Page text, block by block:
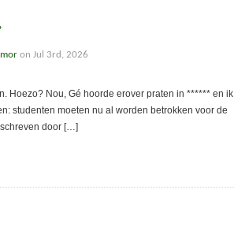
on Jul 3rd, 2026
Hoezo? Nou, Gé hoorde erover praten in ****** en ik
studenten moeten nu al worden betrokken voor de
door […]